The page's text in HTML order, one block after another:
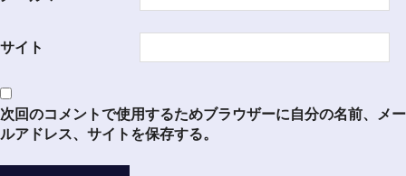
サイト
次回のコメントで使用するためブラウザーに自分の名前、メー
ルアドレス、サイトを保存する。